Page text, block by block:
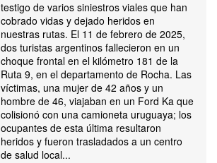
testigo de varios siniestros viales que han
cobrado vidas y dejado heridos en
nuestras rutas. El 11 de febrero de 2025,
dos turistas argentinos fallecieron en un
choque frontal en el kilómetro 181 de la
Ruta 9, en el departamento de Rocha. Las
víctimas, una mujer de 42 años y un
hombre de 46, viajaban en un Ford Ka que
colisionó con una camioneta uruguaya; los
ocupantes de esta última resultaron
heridos y fueron trasladados a un centro
de salud local...